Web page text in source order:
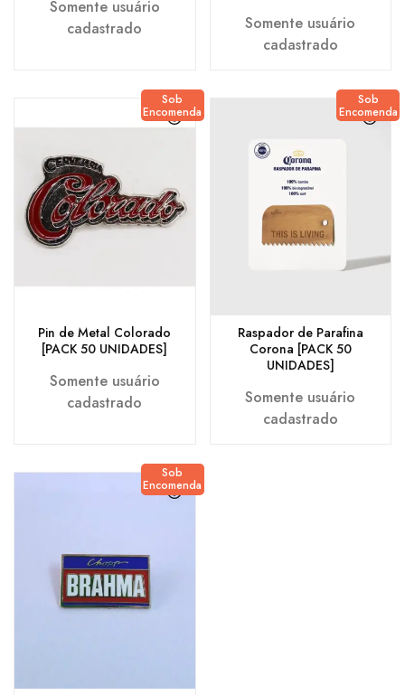
Somente usuário
cadastrado
Somente usuário
cadastrado
Sob
Encomenda
Pin de Metal Colorado
[PACK 50 UNIDADES]
Somente usuário
cadastrado
Sob
Encomenda
Raspador de Parafina
Corona [PACK 50
UNIDADES]
Somente usuário
cadastrado
Sob
Encomenda